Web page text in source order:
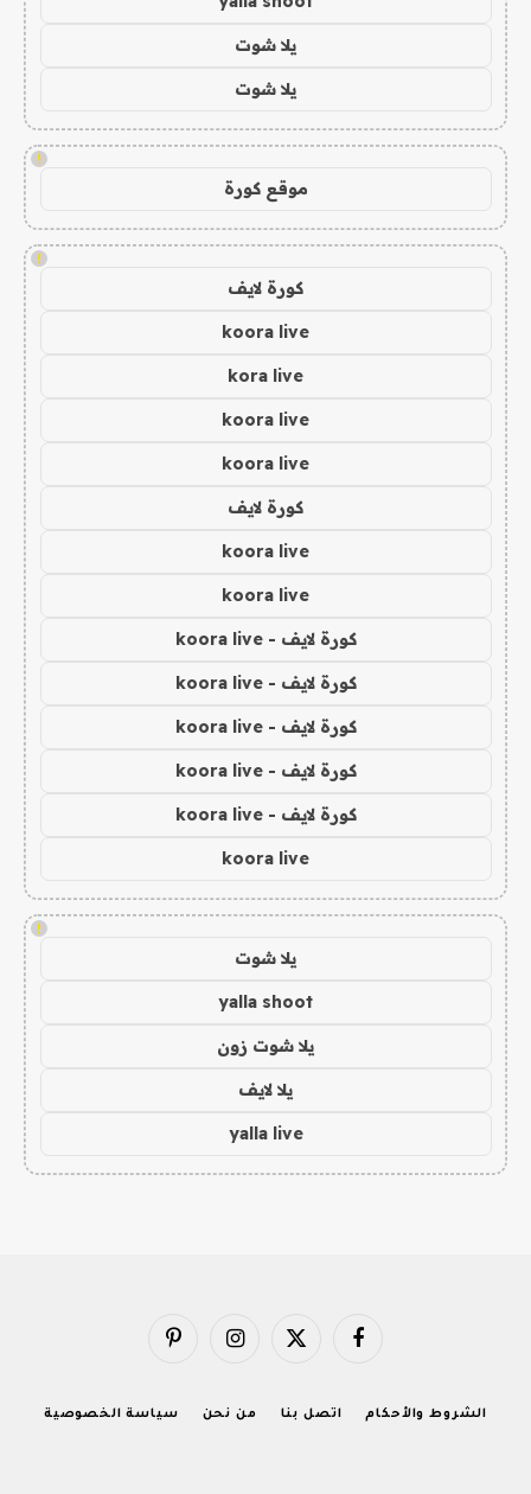
يلا شوت
يلا شوت
!
موقع كورة
!
كورة لايف
koora live
kora live
koora live
koora live
كورة لايف
koora live
koora live
كورة لايف - koora live
كورة لايف - koora live
كورة لايف - koora live
كورة لايف - koora live
كورة لايف - koora live
koora live
!
يلا شوت
yalla shoot
يلا شوت زون
يلا لايف
yalla live
فيسبوك X
الانستغرامبينتيريست
الشروط والأحكام اتصل بنا من نحن سياسة الخصوصية